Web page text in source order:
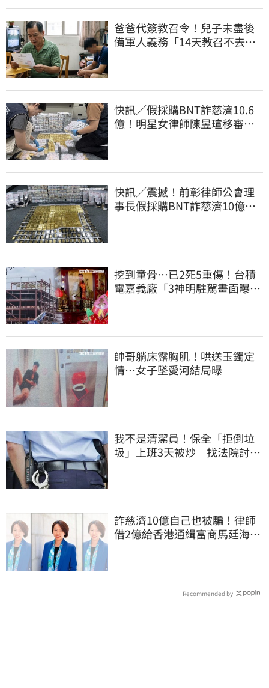
爸爸代簽教召令！兒子未盡後
備軍人義務「14天教召不去」
快訊／假採購BNT詐慈濟10.6
億！明星女律師陳昱瑄移審
快訊／震撼！前彰律師公會理
事長假採購BNT詐慈濟10億、
挖到童骨…已2死5重傷！台積
電嘉義廠「3神明駐駕畫面曝
帥哥躺床露胸肌！哄送玉鐲定
情…女子墜愛河結局曝
我不是清潔員！保全「拒倒垃
圾」上班3天被炒 找法院討公
詐慈濟10億自己也被騙！律師
借2億給香港通緝富商馬廷海建
Recommended by